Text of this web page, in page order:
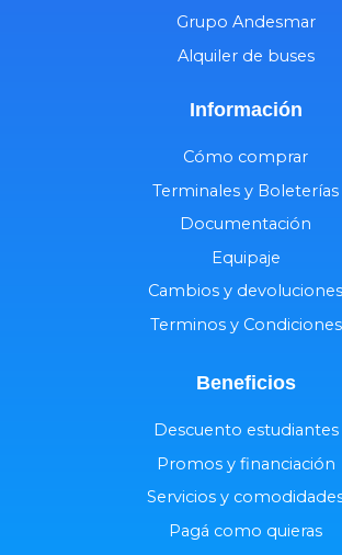
Grupo Andesmar
Alquiler de buses
Información
Cómo comprar
Terminales y Boleterías
Documentación
Equipaje
Cambios y devoluciones
Terminos y Condiciones
Beneficios
Descuento estudiantes
Promos y financiación
Servicios y
Pagá como quieras